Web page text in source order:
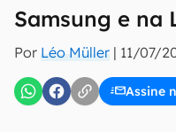
Samsung e na
Por Léo Müller | 11/07/
Assine
Uso e Política de